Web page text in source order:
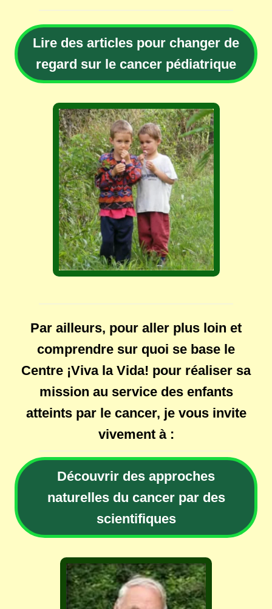
Lire des articles pour changer de
regard sur le cancer pédiatrique
Par ailleurs, pour aller plus loin et
comprendre sur quoi se base le
Centre ¡Viva la Vida! pour réaliser sa
mission au service des enfants
atteints par le cancer, je vous invite
vivement à :
Découvrir des approches
naturelles du cancer par des
scientifiques